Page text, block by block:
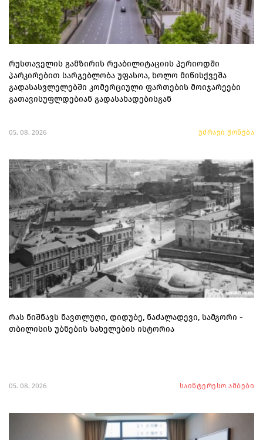
რუსთაველის გამზირის რეაბილიტაციის პერიოდში
პარკირებით სარგებლობა უფასოა, ხოლო მიწისქვეშა
გადასასვლელებში კომერციული ფართების მოიჯარეები
გათავისუფლდებიან გადასახადებისგან
05. 08. 2026 უძრავი ქონება
რას ნიშნავს ნავთლუღი, დიდუბე, ნაძალადევი, სამგორი -
თბილისის უბნების სახელების ისტორია
05. 08. 2026 საინტერესო ამბები